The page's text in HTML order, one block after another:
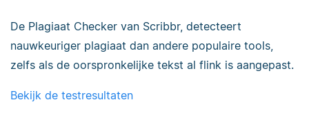
De Plagiaat Checker van Scribbr, detecteert
nauwkeuriger plagiaat dan andere populaire tools,
zelfs als de oorspronkelijke tekst al flink is aangepast.
Bekijk de testresultaten